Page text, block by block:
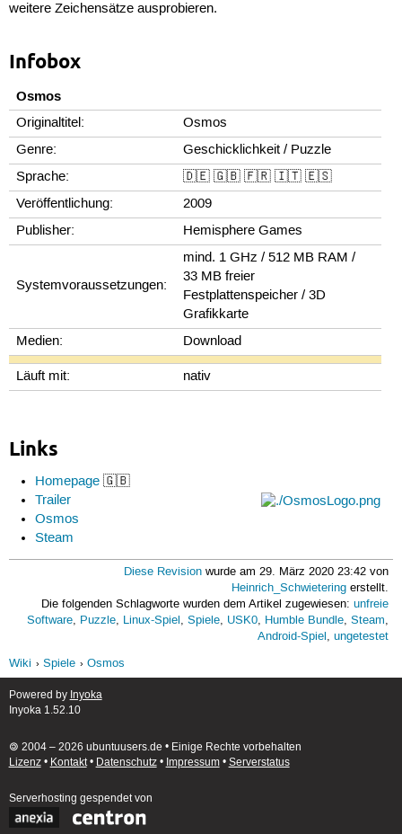
weitere Zeichensätze ausprobieren.
Infobox
Osmos
Originaltitel:
Osmos
Genre:
Geschicklichkeit / Puzzle
Sprache:
🇩🇪 🇬🇧 🇫🇷 🇮🇹 🇪🇸
Veröffentlichung:
2009
Publisher:
Hemisphere Games
Systemvoraussetzungen:
mind. 1 GHz / 512 MB RAM /
33 MB freier
Festplattenspeicher / 3D
Grafikkarte
Medien:
Download
Läuft mit: nativ
Links
Homepage 🇬🇧
Trailer
Osmos
Steam
Diese Revision wurde am 29. März 2020 23:42 von
Heinrich_Schwietering erstellt.
Die folgenden Schlagworte wurden dem Artikel zugewiesen:unfreie
Software, Puzzle, Linux-Spiel,Spiele, USK0, Humble Bundle,Steam,
Android-Spiel,ungetestet
Wiki
Spiele Osmos
Powered by Inyoka
Inyoka 1.52.10
🄯 2004 – 2026 ubuntuusers.de • Einige Rechte vorbehalten
Lizenz• Kontakt• Datenschutz• Impressum• Serverstatus
Serverhosting gespendet von